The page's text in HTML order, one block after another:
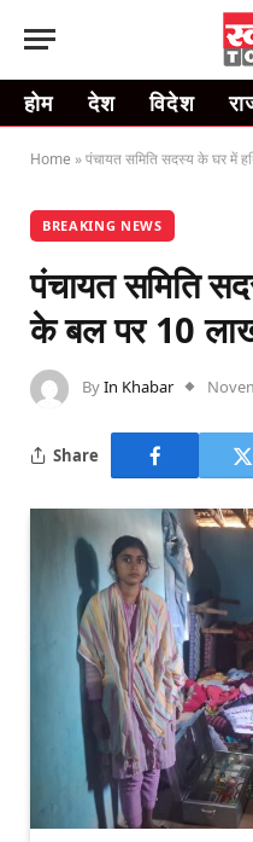
होम देश विदेश
Home »पंचायत समिति सदस्य के घर में
BREAKING NEWS
पंचायत समिति
के बल पर 10
ByIn Khabar
Share